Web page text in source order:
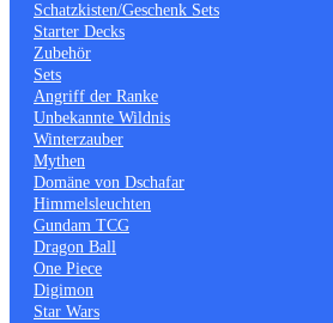
Schatzkisten/Geschenk Sets
Starter Decks
Zubehör
Sets
Angriff der Ranke
Unbekannte Wildnis
Winterzauber
Mythen
Domäne von Dschafar
Himmelsleuchten
Gundam TCG
Dragon Ball
One Piece
Digimon
Star Wars